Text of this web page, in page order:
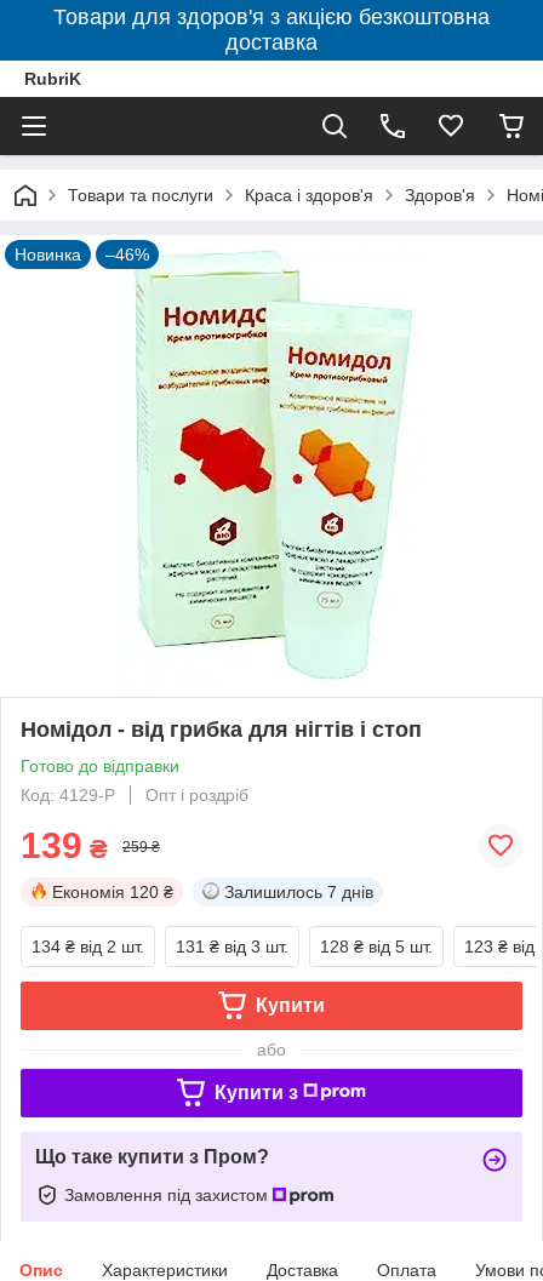
Товари для здоров'я з акцією безкоштовна
доставка
RubriK
Товари та послуги Краса і здоров'я Здоров'я
Новинка –46%
Номідол - від грибка для нігтів і стоп
Готово до відправки
Код: 4129-P
Опт і роздріб
139 ₴ 259 ₴
Економія 120 ₴ Залишилось 7 днів
134 ₴ від 2 шт. 131 ₴ від 3 шт. 128 ₴ від 5 шт. 123 ₴ від
Купити
або
Купити з
Що таке купити з Пром?
Замовлення під захистом
Опис Характеристики Доставка Оплата Умови